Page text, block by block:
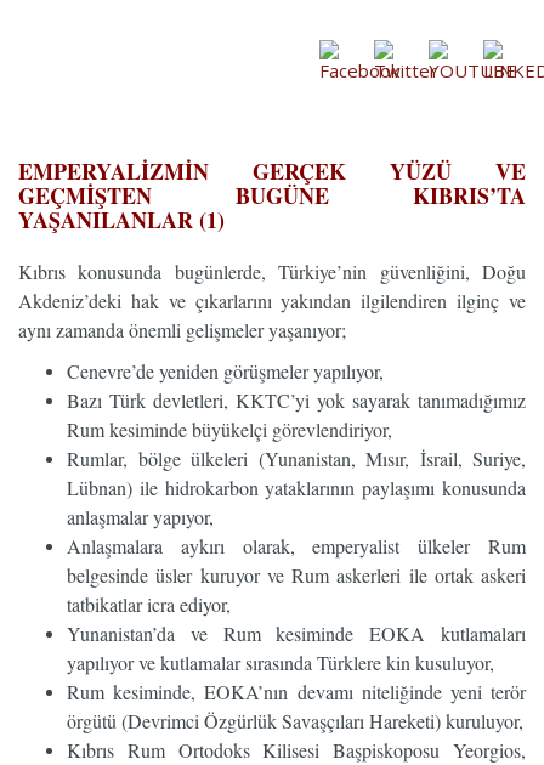
EMPERYALİZMİN GERÇEK YÜZÜ VE
GEÇMİŞTEN BUGÜNE KIBRIS’TA
YAŞANILANLAR (1)
Kıbrıs konusunda bugünlerde, Türkiye’nin güvenliğini, Doğu
Akdeniz’deki hak ve çıkarlarını yakından ilgilendiren ilginç ve
aynı zamanda önemli gelişmeler yaşanıyor;
Cenevre’de yeniden görüşmeler yapılıyor,
Bazı Türk devletleri, KKTC’yi yok sayarak tanımadığımız
Rum kesiminde büyükelçi görevlendiriyor,
Rumlar, bölge ülkeleri (Yunanistan, Mısır, İsrail, Suriye,
Lübnan) ile hidrokarbon yataklarının paylaşımı konusunda
anlaşmalar yapıyor,
Anlaşmalara aykırı olarak, emperyalist ülkeler Rum
belgesinde üsler kuruyor ve Rum askerleri ile ortak askeri
tatbikatlar icra ediyor,
Yunanistan’da ve Rum kesiminde EOKA kutlamaları
yapılıyor ve kutlamalar sırasında Türklere kin kusuluyor,
Rum kesiminde, EOKA’nın devamı niteliğinde yeni terör
örgütü (Devrimci Özgürlük Savaşçıları Hareketi) kuruluyor,
Kıbrıs Rum Ortodoks Kilisesi Başpiskoposu Yeorgios,